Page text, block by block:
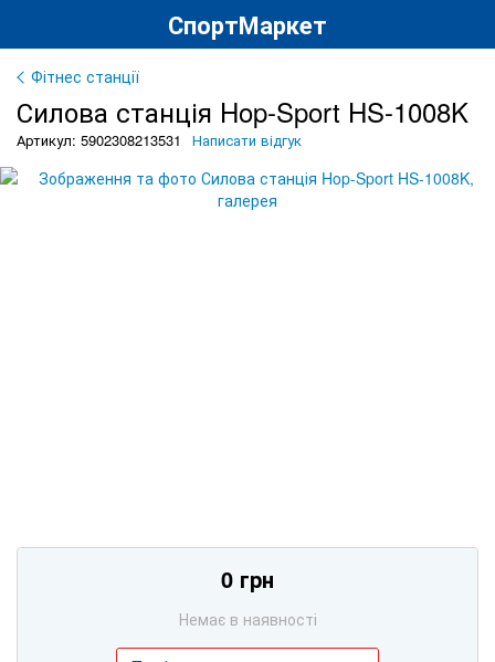
СпортМаркет
Фітнес станції
Силова станція Hop-Sport HS-1008K
Артикул: 5902308213531 Написати відгук
0 грн
Немає в наявності